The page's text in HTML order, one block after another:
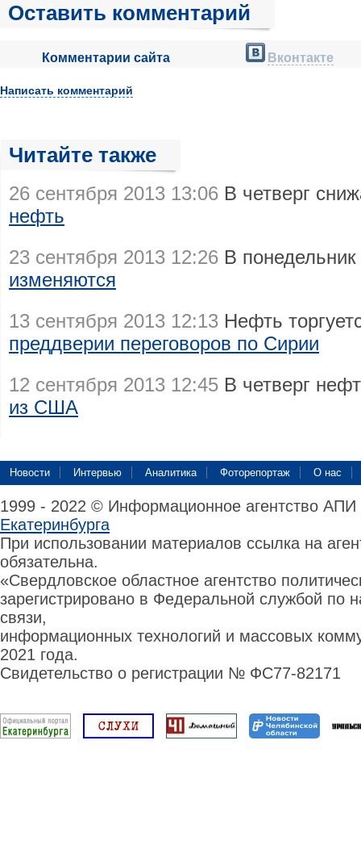
Оставить комментарий
Комментарии сайта Вконтакте
Написать комментарий
Читайте также
26 сентября 2013 13:06 В четверг
нефть
23 сентября 2013 12:26 В
изменяются
13 сентября 2013 12:13 Нефть
преддверии переговоров по Сирии
12 сентября 2013 12:45 В четверг
из США
Новости Интервью Аналитика Фоторепортаж О нас
1999 - 2022 © Информационное агентство
Екатеринбурга
При использовании материалов ссылка на
обязательна.
«Свердловское областное агентство
зарегистрировано в Федеральной службой по
связи,
информационных технологий и массовых
2021 года.
Свидетельство о регистрации № ФС77-82171